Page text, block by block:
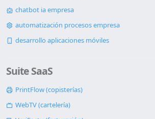
chatbot ia empresa
automatización procesos empresa
desarrollo aplicaciones móviles
Suite SaaS
PrintFlow (copisterías)
WebTV (cartelería)